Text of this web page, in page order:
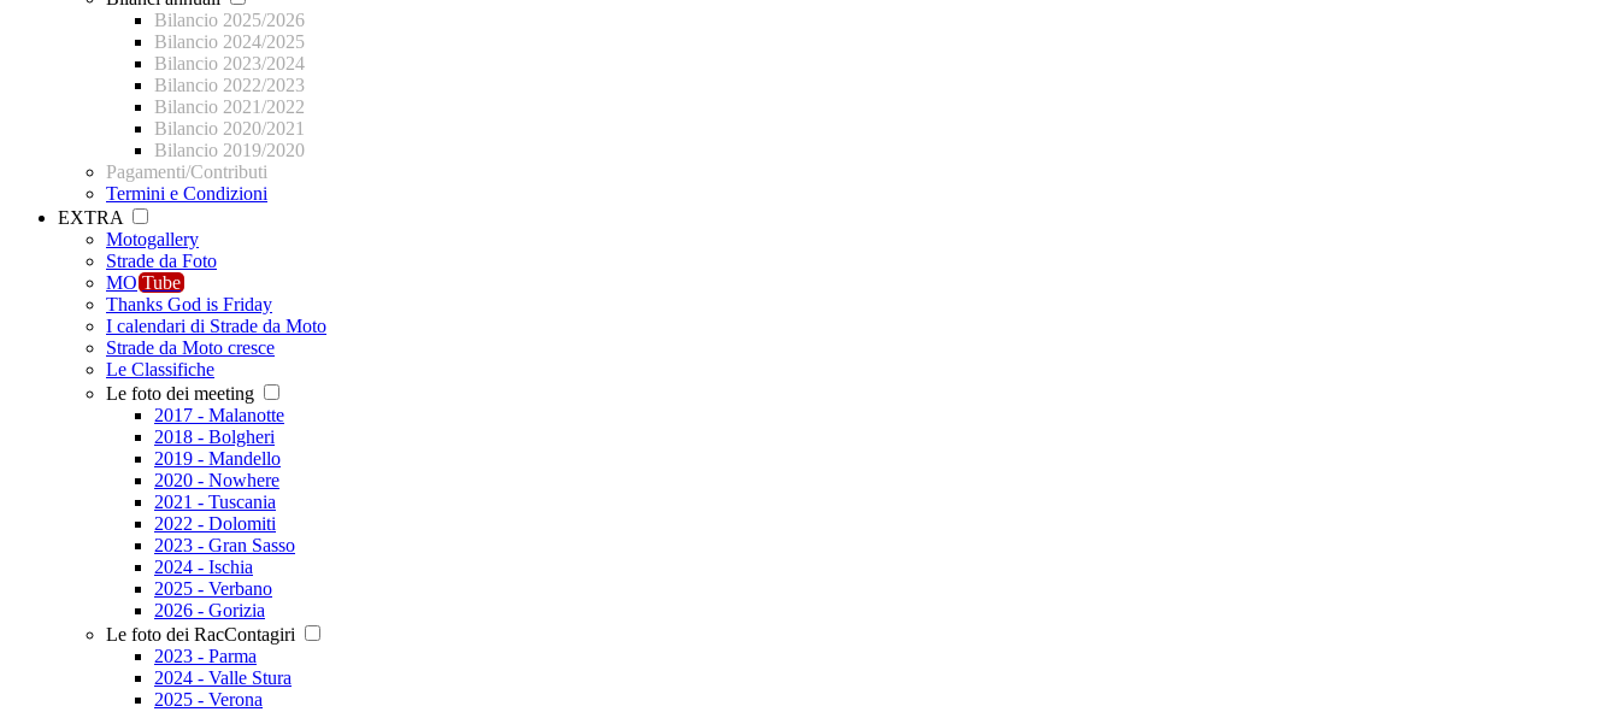
Bilancio 2025/2026
Bilancio 2024/2025
Bilancio 2023/2024
Bilancio 2022/2023
Bilancio 2021/2022
Bilancio 2020/2021
Bilancio 2019/2020
Pagamenti/Contributi
Termini e Condizioni
EXTRA
Motogallery
Strade da Foto
MO Tube
Thanks God is Friday
I calendari di Strade da Moto
Strade da Moto cresce
Le Classifiche
Le foto dei meeting
2017 - Malanotte
2018 - Bolgheri
2019 - Mandello
2020 - Nowhere
2021 - Tuscania
2022 - Dolomiti
2023 - Gran Sasso
2024 - Ischia
2025 - Verbano
2026 - Gorizia
Le foto dei RacContagiri
2023 - Parma
2024 - Valle Stura
2025 - Verona